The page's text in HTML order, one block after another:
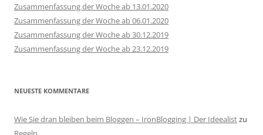
Zusammenfassung der Woche ab 13.01.2020
Zusammenfassung der Woche ab 06.01.2020
Zusammenfassung der Woche ab 30.12.2019
Zusammenfassung der Woche ab 23.12.2019
NEUESTE KOMMENTARE
Wie Sie dran bleiben beim Bloggen – IronBlogging | Der Ideealistzu